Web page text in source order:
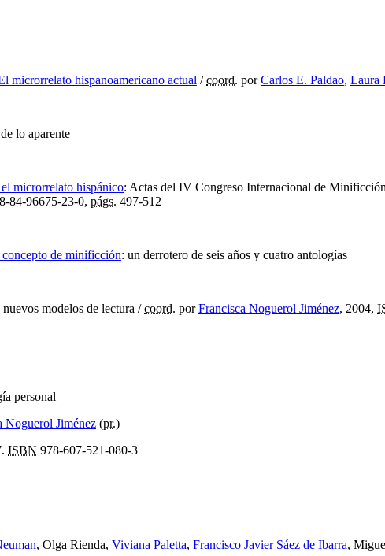
microrrelato hispanoamericano actual /coord. porCarlos E. Paldao, Laura
lo aparente
microrrelato hispánico: Actas del IV Congreso Internacional de
84-96675-23-0, págs. 497-512
de minificción: un derrotero de seis años y cuatro antologías
nuevos modelos de lectura /coord. porFrancisca Noguerol Jiménez, 2004,
personal
Noguerol Jiménez (pr.)
ISBN 978-607-521-080-3
, Olga Rienda, Viviana Paletta, Francisco Javier Sáez de Ibarra,